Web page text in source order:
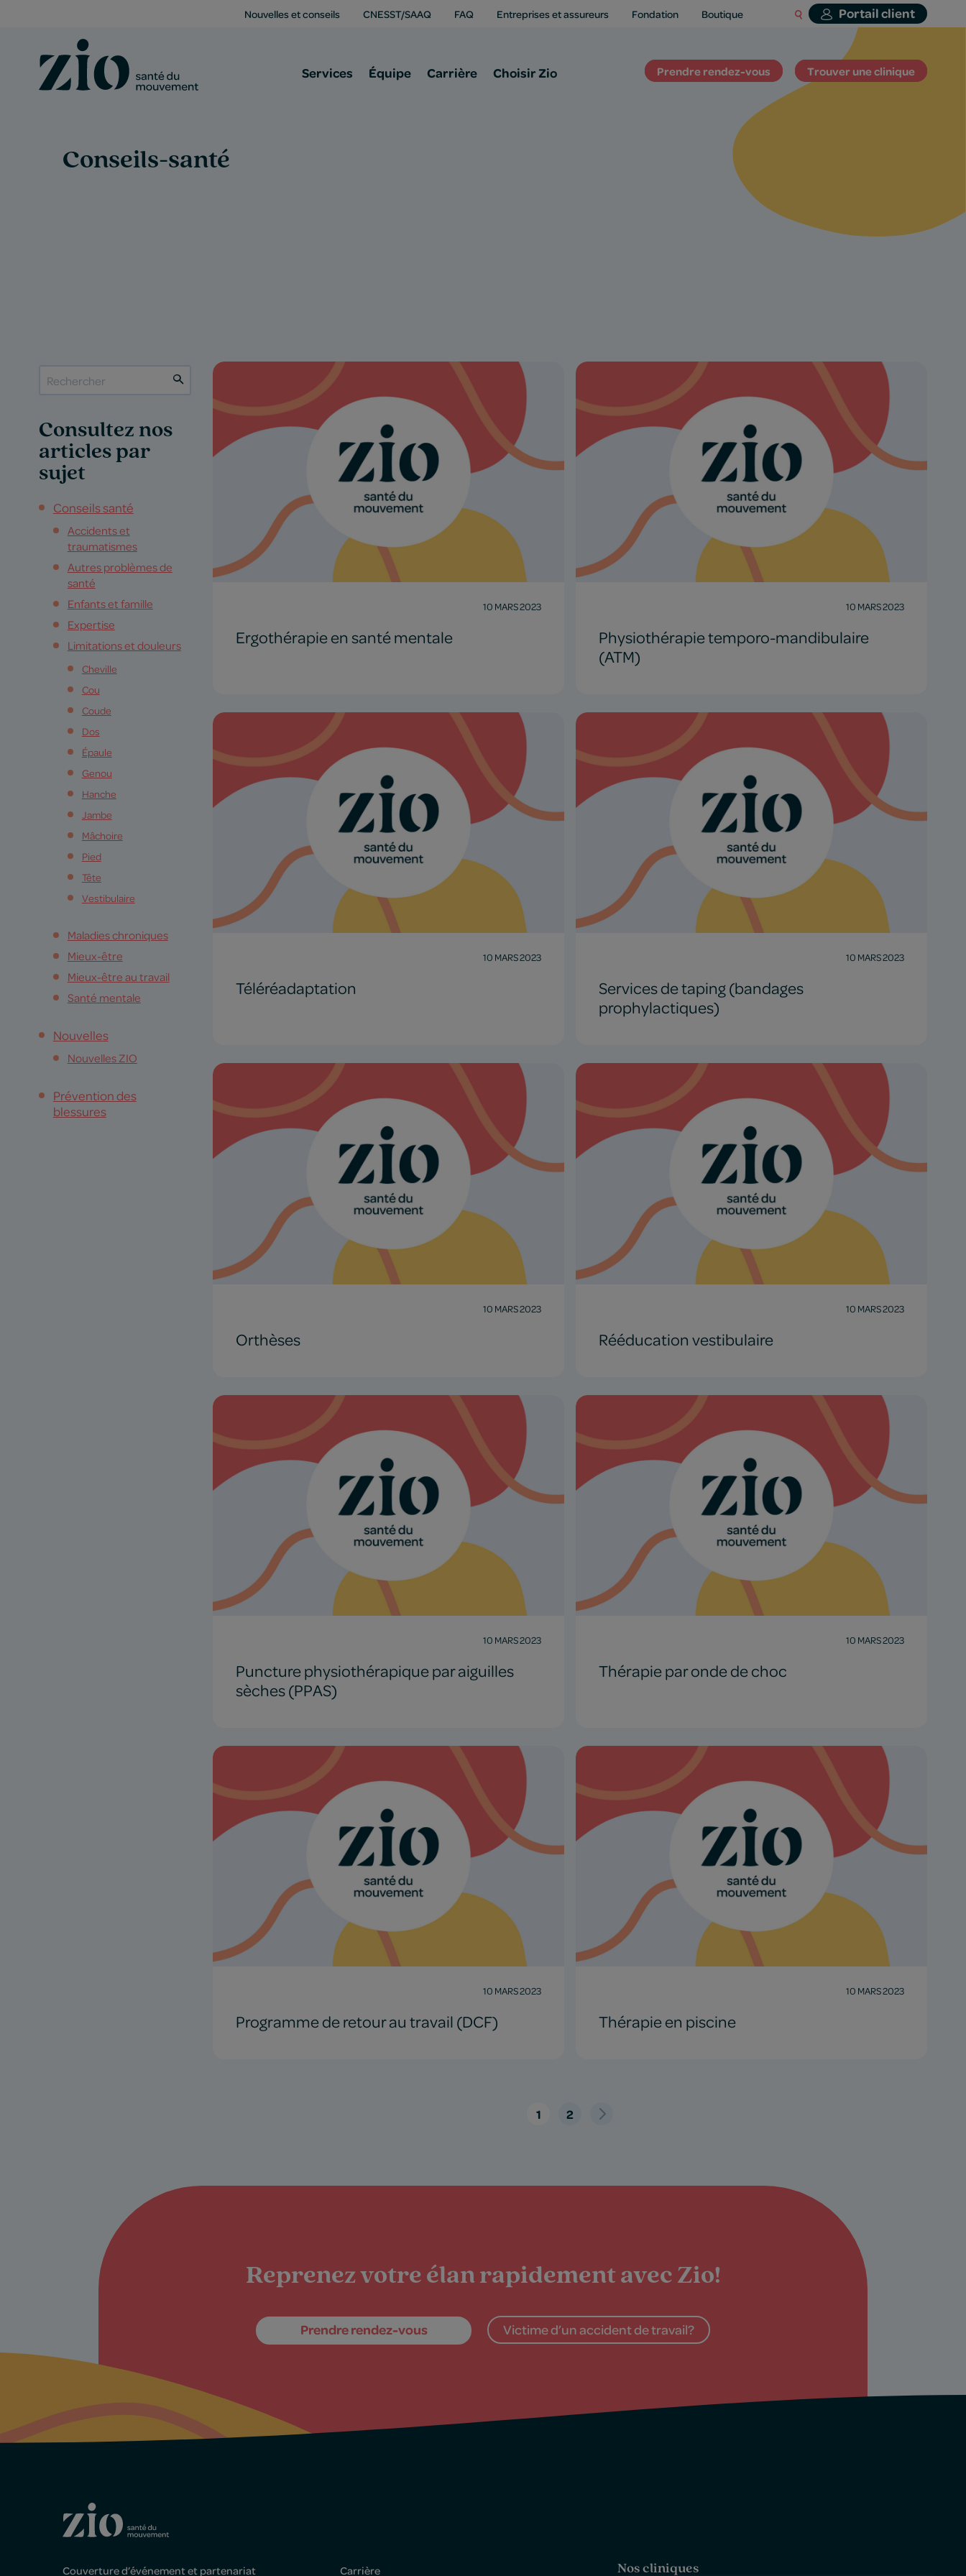
Nouvelles et conseils CNESST/SAAQ FAQ Entreprises et assureurs Fondation Boutique Portail client
Services Équipe Carrière Choisir Zio Prendre rendez-vous Trouver une clinique
Conseils-santé
Consultez nos
articles par
sujet
Conseils santé
Accidents et
traumatismes
Autres problèmes de
santé
Enfants et famille
Expertise
Limitations et douleurs
Cheville
Cou
Coude
Dos
Épaule
Genou
Hanche
Jambe
Mâchoire
Pied
Tête
Vestibulaire
Maladies chroniques
Mieux-être
Mieux-être au travail
Santé mentale
Nouvelles
Nouvelles ZIO
Prévention des
blessures
10 MARS 2023
Ergothérapie en santé mentale
10 MARS 2023
Physiothérapie temporo-mandibulaire
(ATM)
10 MARS 2023
Téléréadaptation
10 MARS 2023
Services de taping (bandages
prophylactiques)
10 MARS 2023
Orthèses
10 MARS 2023
Rééducation vestibulaire
10 MARS 2023
Puncture physiothérapique par aiguilles
sèches (PPAS)
10 MARS 2023
Thérapie par onde de choc
10 MARS 2023
Programme de retour au travail (DCF)
10 MARS 2023
Thérapie en piscine
1 2
Suivant
Reprenez votre élan rapidement avec Zio!
Prendre rendez-vous Victime d’un accident de travail?
Couverture d’événement et partenariat Carrière Nos cliniques